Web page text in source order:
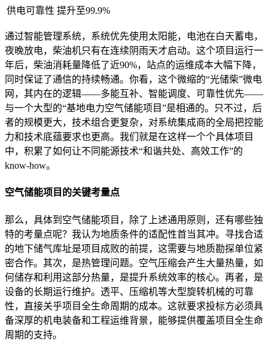
供电可靠性 提升至99.9%
通过智能管理系统，系统优先使用太阳能，电池在白天蓄电，
夜晚放电，柴油机只有在连续阴雨天才启动。这个项目运行一
年后，柴油消耗量降低了近90%，站点的运维成本大幅下降，
同时保证了通信的持续畅通。你看，这个微缩的“光储柴”微电
网，其内在的逻辑——多能互补、智能调度、可靠性优先——
与一个大型的“基地电力空气储能项目”是相通的。只不过，后
者的规模更大，技术组合更复杂，对系统集成商的全局把控能
力和技术底蕴要求也更高。我们就是在这样一个个具体项目
中，积累了如何让不同能源技术“和谐共处、高效工作”的
know-how。
空气储能项目的关键考量点
那么，具体到空气储能项目，除了上述通用原则，还有哪些独
特的考量点呢？我认为地质条件的适配性首当其冲。寻找合适
的地下储气库址是项目成败的前提，这需要与地质勘探单位紧
密合作。其次，是热管理问题。空气压缩会产生大量热量，如
何储存和利用这部分热量，是提升系统效率的核心。再者，是
设备的长期运行维护。透平、压缩机等大型旋转机械的可靠
性，直接关乎项目全生命周期的成本。这就要求投标方必须具
备深厚的机电装备和工程运维背景，能够提供覆盖项目全生命
周期的支持。